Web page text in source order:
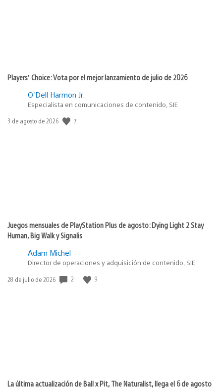
Players’ Choice: Vota por el mejor lanzamiento de julio de 2026
O'Dell Harmon Jr.
Especialista en comunicaciones de contenido, SIE
Fecha
3 de agosto de 2026 7
Juegos mensuales de PlayStation Plus de agosto: Dying Light 2 Stay
Human, Big Walk y Signalis
Adam Michel
Director de operaciones y adquisición de contenido, SIE
Fecha
28 de julio de 2026 2 9
La última actualización de Ball x Pit, The Naturalist, llega el 6 de agosto